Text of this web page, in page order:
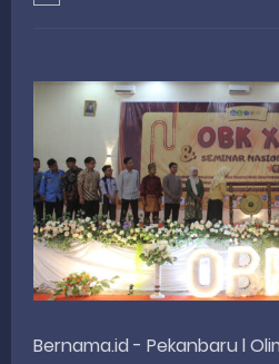
Gelar Musdalub, Ini Tujuan
Wakili Gubernur Sumbar, Kabiro Kesra Hadiri dan Berikan
RELIS KEJAKSAAN
RELIS KEJAKSAAN
Bernama.id - Pekanbaru l